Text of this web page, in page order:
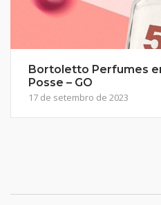
Bortoletto Perfumes
Posse – GO
17 de setembro de 2023